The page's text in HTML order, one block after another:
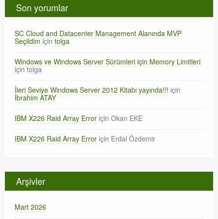
Son yorumlar
SC Cloud and Datacenter Management Alanında MVP
Seçildimiçintolga
Windows ve Windows Server Sürümleri için Memory Limitleri
içintolga
İleri Seviye Windows Server 2012 Kitabı yayında!!! için
İbrahim ATAY
IBM X226 Raid Array Error için Okan EKE
IBM X226 Raid Array Error için Erdal Özdemir
Arşivler
Mart 2026